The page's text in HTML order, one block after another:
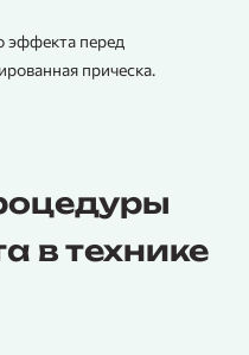
эффекта перед
прическа.
в технике